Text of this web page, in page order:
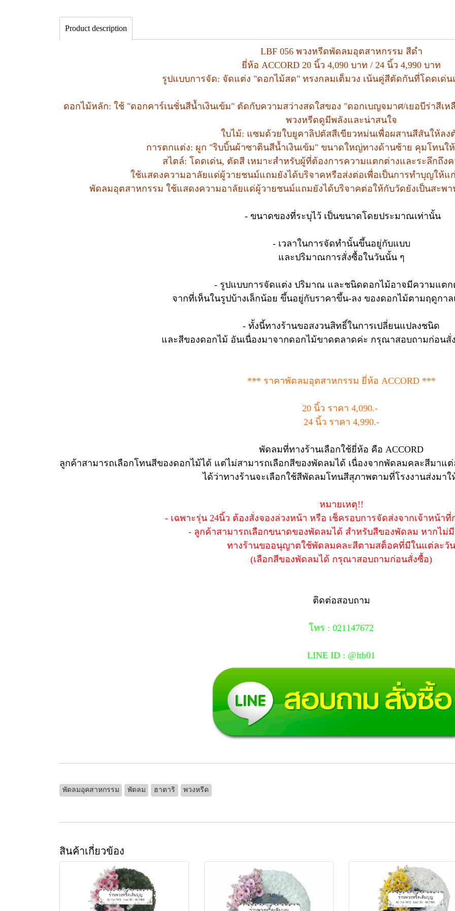
Product description
LBF 056 พวงหรีดพัดลมอุตสาหกรรม สีดำ
ยี่ห้อ ACCORD 20 นิ้ว 4,090 บาท / 24 นิ้ว 4,990 บาท
รูปแบบการจัด: จัดแต่ง "ดอกไม้สด" ทรงกลมเต็มวง เน้นคู่สีตัดกันที่โดดเด่
ดอกไม้หลัก: ใช้ "ดอกคาร์เนชั่นสีน้ำเงินเข้ม" ตัดกับความสว่างสดใสของ "ดอกเบญจมาศ/เยอบีร่าสีเ
พวงหรีดดูมีพลังและน่าสนใจ
ใบไม้: แซมด้วยใบยูคาลิปตัสสีเขียวหม่นเพื่อผสานสีสันให้ลง
การตกแต่ง: ผูก "ริบบิ้นผ้าซาตินสีน้ำเงินเข้ม" ขนาดใหญ่ทางด้านซ้าย คุมโทน
สไตล์: โดดเด่น, ตัดสี เหมาะสำหรับผู้ที่ต้องการความแตกต่างและระลึกถึง
ใช้แสดงความอาลัยแด่ผู้วายชนม์แถมยังได้บริจาคหรือส่งต่อเพื่อเป็นการทำบุญให้แ
พัดลมอุตสาหกรรม ใช้แสดงความอาลัยแด่ผู้วายชนม์แถมยังได้บริจาคต่อให้กับวัดยังเป็นสะพ
- ขนาดของที่ระบุไว้ เป็นขนาดโดยประมาณเท่านั้น
- เวลาในการจัดทำนั้นขึ้นอยู่กับแบบ
และปริมาณการสั่งซื้อในวันนั้น ๆ
- รูปแบบการจัดแต่ง ปริมาณ และชนิดดอกไม้อาจมีความแตก
จากที่เห็นในรูปบ้างเล็กน้อย ขึ้นอยู่กับราคาขึ้น-ลง ของดอกไม้ตามฤดูกา
- ทั้งนี้ทางร้านขอสงวนสิทธิ์ในการเปลี่ยนแปลงชนิด
และสีของดอกไม้ อันเนื่องมาจากดอกไม้ขาดตลาดค่ะ กรุณาสอบถามก่อนสั่
*** ราคาพัดลมอุตสาหกรรม ยี่ห้อ ACCORD ***
20 นิ้ว ราคา 4,090.-
24 นิ้ว ราคา 4,990.-
พัดลมที่ทางร้านเลือกใช้ยี่ห้อ คือ ACCORD
ลูกค้าสามารถเลือกโทนสีของดอกไม้ได้ แต่ไม่สามารถเลือกสีของพัดลมได้ เนื่องจากพัดลมคละสีมา
ได้ว่าทางร้านจะเลือกใช้สีพัดลมโทนสีสุภาพตามที่โรงงานส่งมาใ
หมายเหตุ!!
- เฉพาะรุ่น 24นิ้ว ต้องสั่งจองล่วงหน้า หรือ เช็ครอบการจัดส่งจากเจ้าหน้า
- ลูกค้าสามารถเลือกขนาดของพัดลมได้ สำหรับสีของพัดลม หากไม่
ทางร้านขออนุญาตใช้พัดลมคละสีตามสต็อคที่มีในแต่ละวัน
(เลือกสีของพัดลมได้ กรุณาสอบถามก่อนสั่งซื้อ)
ติดต่อสอบถาม
โทร : 021147672
LINE ID : @ltb01
พัดลมอุคสาหกรรม พัดลม ฮาตาริ พวงหรีด
สินค้าเกี่ยวข้อง